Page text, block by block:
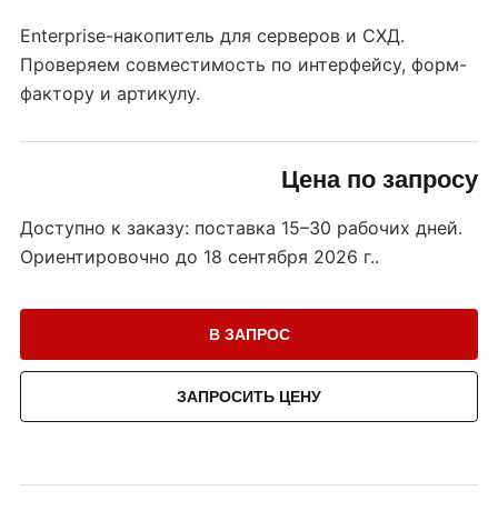
Enterprise-накопитель для серверов и СХД.
Проверяем совместимость по интерфейсу, форм-
фактору и артикулу.
Цена по запросу
Доступно к заказу: поставка 15–30 рабочих дней.
Ориентировочно до 18 сентября 2026 г..
В ЗАПРОС
ЗАПРОСИТЬ ЦЕНУ